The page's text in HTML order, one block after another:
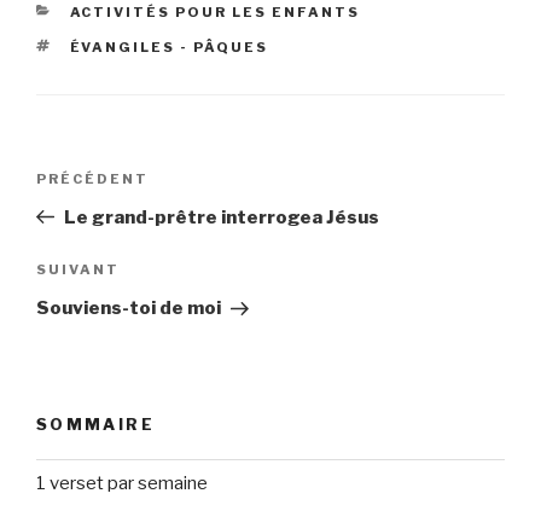
CATÉGORIES
ACTIVITÉS POUR LES ENFANTS
ÉTIQUETTES
ÉVANGILES - PÂQUES
Navigation
l’article
Article
précédent
PRÉCÉDENT
Le grand-prêtre interrogea Jésus
Article
suivant
SUIVANT
Souviens-toi de moi
SOMMAIRE
1 verset par semaine